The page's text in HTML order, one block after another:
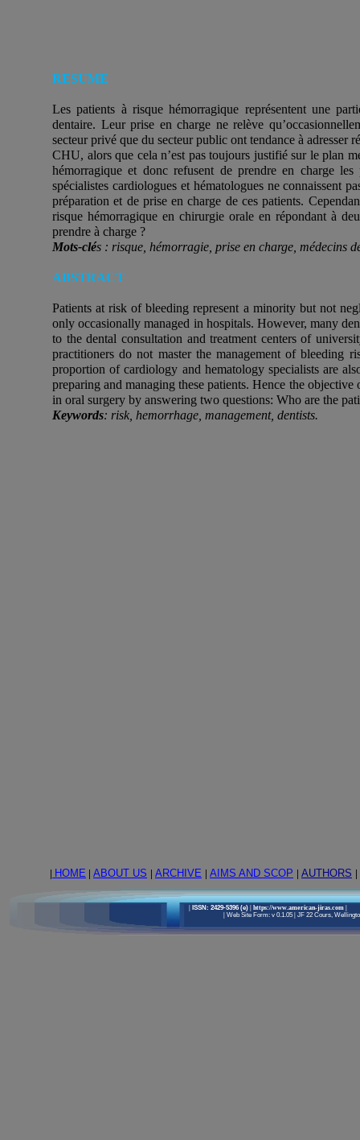
| HOME | ABOUT US | ARCHIVE | AIMS AND SCOP | AUTHORS |
RESUME
Les patients à risque hémorragique représentent une
dentaire. Leur prise en charge ne relève
secteur privé que du secteur public ont tendance à adresser
CHU, alors que cela n’est pas toujours justifié sur le plan
hémorragique et donc refusent de prendre en charge
spécialistes cardiologues et hématologues ne connaissent
préparation et de prise en charge de ces patients.
risque hémorragique en chirurgie orale en répondant à
prendre à charge ?
Mots-clés : risque, hémorragie, prise en charge, médecins
ABSTRACT
Patients at risk of bleeding represent a minority but not
only occasionally managed in hospitals. However, many
to the dental consultation and treatment centers of
practitioners do not master the management of bleeding
proportion of cardiology and hematology specialists are
preparing and managing these patients. Hence the
in oral surgery by answering two questions: Who are the
Keywords: risk, hemorrhage, management, dentists.
ISSN: 2429-5396 (e)| https://www.american-jiras.com
Web Site Form: v 0.1.05 JF 22 Cours,